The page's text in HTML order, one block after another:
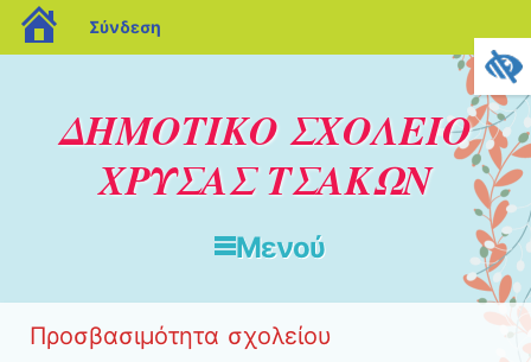
ΔΗΜΟΤΙΚΟ ΣΧΟΛΕΙΟ
ΧΡΥΣΑΣ ΤΣΑΚΩΝ
Μενού
Προσβασιμότητα σχολείου
blogs.sch.gr
Σύνδεση